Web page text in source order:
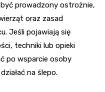
prowadzony ostrożnie,
oraz zasad
Jeśli pojawiają się
techniki lub opieki
po wsparcie osoby
na ślepo.